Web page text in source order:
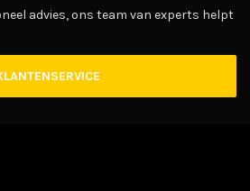
advies, ons team van experts helpt